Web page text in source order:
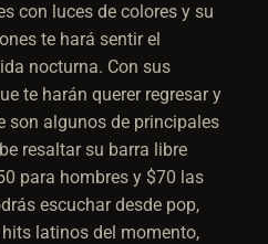
con luces de colores y su
te hará sentir el
nocturna. Con sus
te harán querer regresar y
son algunos de principales
resaltar su barra libre
para hombres y $70 las
escuchar desde pop,
latinos del momento,